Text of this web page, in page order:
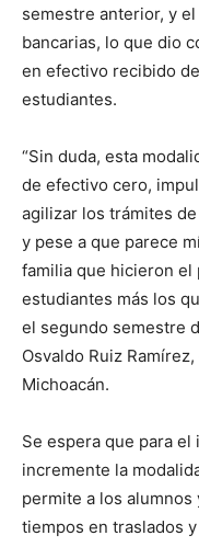
semestre anterior, y
bancarias, lo que dio
en efectivo recibido
estudiantes.
“Sin duda, esta
de efectivo cero,
agilizar los trámites
y pese a que parece
familia que hicieron el
estudiantes más los
el segundo semestre
Osvaldo Ruiz
Michoacán.
Se espera que para
incremente la
permite a los
tiempos en traslados